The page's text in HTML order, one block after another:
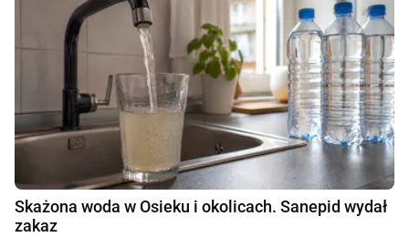
Skażona woda w Osieku i okolicach. Sanepid wydał
zakaz